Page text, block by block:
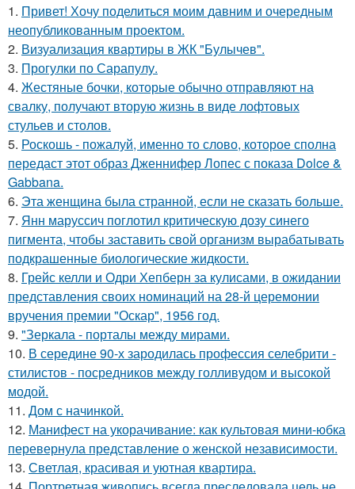
1. Привет! Хочу поделиться моим давним и очередным
неопубликованным проектом.
2. Визуализация квартиры в ЖК "Булычев".
3. Прогулки по Сарапулу.
4. Жестяные бочки, которые обычно отправляют на
свалку, получают вторую жизнь в виде лофтовых
стульев и столов.
5. Роскошь - пожалуй, именно то слово, которое сполна
передаст этот образ Дженнифер Лопес с показа Dolce &
Gabbana.
6. Эта женщина была странной, если не сказать больше.
7. Янн маруссич поглотил критическую дозу синего
пигмента, чтобы заставить свой организм вырабатывать
подкрашенные биологические жидкости.
8. Грейс келли и Одри Хепберн за кулисами, в ожидании
представления своих номинаций на 28-й церемонии
вручения премии "Оскар", 1956 год.
9. "Зеркала - порталы между мирами.
10. В середине 90-х зародилась профессия селебрити -
стилистов - посредников между голливудом и высокой
модой.
11. Дом с начинкой.
12. Манифест на укорачивание: как культовая мини-юбка
перевернула представление о женской независимости.
13. Светлая, красивая и уютная квартира.